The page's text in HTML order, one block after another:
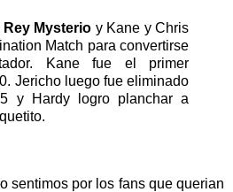
Rey Mysterio y Kane y Chris
Match para convertirse
Kane fue el primer
Jericho luego fue eliminado
y Hardy logro planchar a
sentimos por los fans que querian